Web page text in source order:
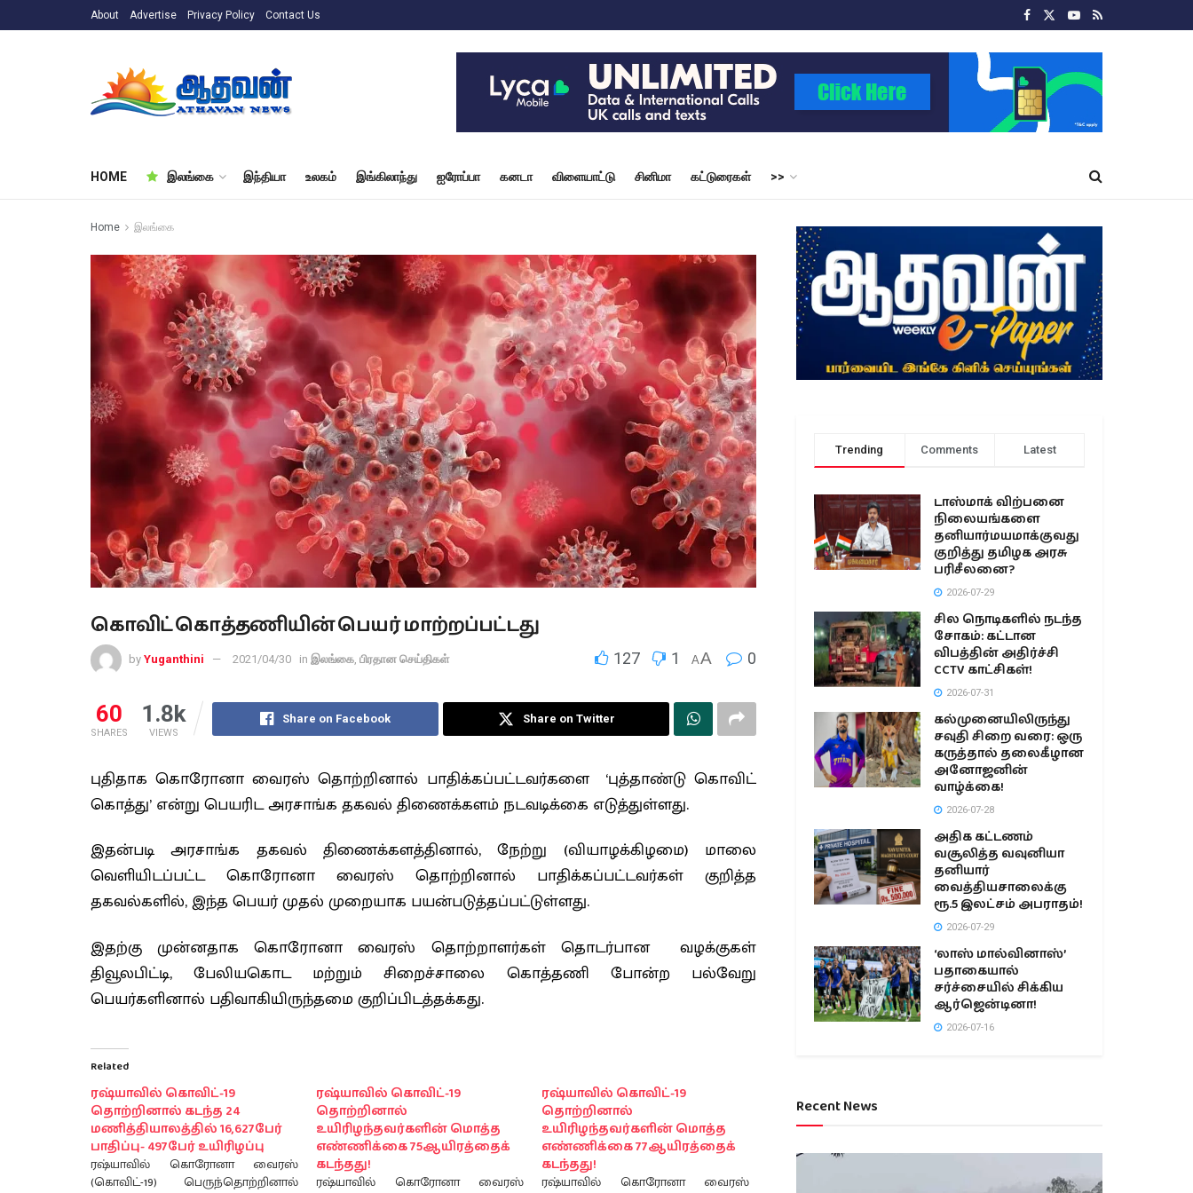
About Advertise Privacy Policy Contact Us
HOME இலங்கை இந்தியா உலகம் இங்கிலாந்து ஐரோப்பா கனடா விளையாட்டு சினிமா கட்டுரைகள் >>
Home இலங்கை
கொவிட் கொத்தணியின் பெயர் மாற்றப்பட்டது
by Yuganthini 2021/04/30 in இலங்கை பிரதான செய்திகள் 127 1 AA 0
60
SHARES
1.8k
VIEWS
Share on Facebook Share on Twitter
புதிதாக கொரோனா வைரஸ் தொற்றினால் பாதிக்கப்பட்டவர்களை ‘புத்தாண்டு கொவிட்
கொத்து’ என்று பெயரிட அரசாங்க தகவல் திணைக்களம் நடவடிக்கை எடுத்துள்ளது.
இதன்படி அரசாங்க தகவல் திணைக்களத்தினால், நேற்று (வியாழக்கிழமை) மாலை
வெளியிடப்பட்ட கொரோனா வைரஸ் தொற்றினால் பாதிக்கப்பட்டவர்கள் குறித்த
தகவல்களில், இந்த பெயர் முதல் முறையாக பயன்படுத்தப்பட்டுள்ளது.
இதற்கு முன்னதாக கொரோனா வைரஸ் தொற்றாளர்கள் தொடர்பான வழக்குகள்
திவூலபிட்டி, பேலியகொட மற்றும் சிறைச்சாலை கொத்தணி போன்ற பல்வேறு
பெயர்களினால் பதிவாகியிருந்தமை குறிப்பிடத்தக்கது.
Related
ரஷ்யாவில் கொவிட்-19
தொற்றினால் கடந்த 24
மணித்தியாலத்தில் 16,627பேர்
பாதிப்பு- 497பேர் உயிரிழப்பு
ரஷ்யாவில் கொரோனா வைரஸ்
(கொவிட்-19) பெருந்தொற்றினால்
ரஷ்யாவில் கொவிட்-19
தொற்றினால்
உயிரிழந்தவர்களின் மொத்த
எண்ணிக்கை 75ஆயிரத்தைக்
கடந்தது!
ரஷ்யாவில் கொரோனா வைரஸ்
ரஷ்யாவில் கொவிட்-19
தொற்றினால்
உயிரிழந்தவர்களின் மொத்த
எண்ணிக்கை 77ஆயிரத்தைக்
கடந்தது!
ரஷ்யாவில் கொரோனா வைரஸ்
Trending Comments Latest
டாஸ்மாக் விற்பனை
நிலையங்களை
தனியார்மயமாக்குவது
குறித்து தமிழக அரசு
பரிசீலனை?
2026-07-29
சில நொடிகளில் நடந்த
சோகம்: கட்டான
விபத்தின் அதிர்ச்சி
CCTV காட்சிகள்!
2026-07-31
கல்முனையிலிருந்து
சவுதி சிறை வரை: ஒரு
கருத்தால் தலைகீழான
அனோஜனின்
வாழ்க்கை!
2026-07-28
அதிக கட்டணம்
வசூலித்த வவுனியா
தனியார்
வைத்தியசாலைக்கு
ரூ.5 இலட்சம் அபராதம்!
2026-07-29
‘லாஸ் மால்வினாஸ்’
பதாகையால்
சர்ச்சையில் சிக்கிய
ஆர்ஜென்டினா!
2026-07-16
Recent News